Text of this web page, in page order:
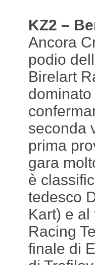
KZ2 –
Ancora
podio
Birelart
seconda
prima
gara
è
tedesco
Kart) e
Racing
finale di